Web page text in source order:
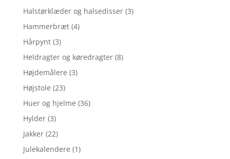
Halstørklæder og halsedisser (3)
Hammerbræt (4)
Hårpynt (3)
Heldragter og køredragter (8)
Højdemålere (3)
Højstole (23)
Huer og hjelme (36)
Hylder (3)
Jakker (22)
Julekalendere (1)